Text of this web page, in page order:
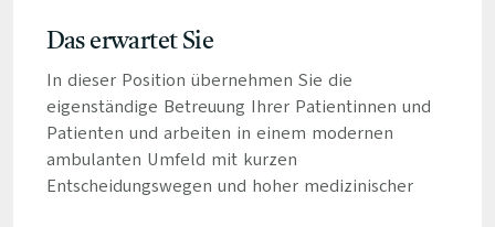
Das erwartet Sie
In dieser Position übernehmen Sie die
eigenständige Betreuung Ihrer Patientinnen und
Patienten und arbeiten in einem modernen
ambulanten Umfeld mit kurzen
Entscheidungswegen und hoher medizinischer